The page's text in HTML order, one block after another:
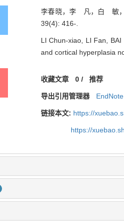
李春晓，李 凡，白 敏，
39(4): 416-.
LI Chun-xiao, LI Fan,
and cortical hyperplasia
收藏文章 0/ 推荐
导出引用管理器 EndNote
链接本文: https://
https://